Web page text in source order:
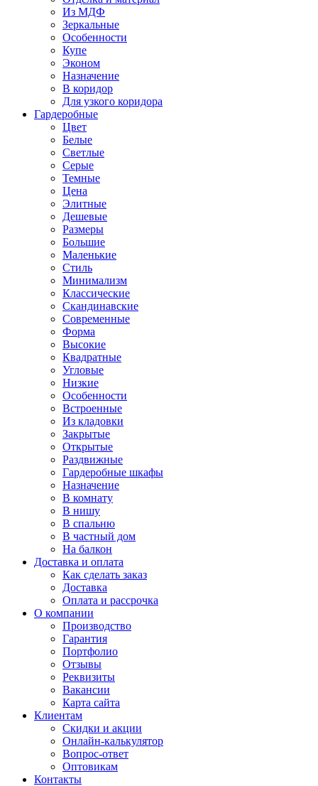
Из МДФ
Зеркальные
Особенности
Купе
Эконом
Назначение
В коридор
Для узкого коридора
Гардеробные
Цвет
Белые
Светлые
Серые
Темные
Цена
Элитные
Дешевые
Размеры
Большие
Маленькие
Стиль
Минимализм
Классические
Скандинавские
Современные
Форма
Высокие
Квадратные
Угловые
Низкие
Особенности
Встроенные
Из кладовки
Закрытые
Открытые
Раздвижные
Гардеробные шкафы
Назначение
В комнату
В нишу
В спальню
В частный дом
На балкон
Доставка и оплата
Как сделать заказ
Доставка
Оплата и рассрочка
О компании
Производство
Гарантия
Портфолио
Отзывы
Реквизиты
Вакансии
Карта сайта
Клиентам
Скидки и акции
Онлайн-калькулятор
Вопрос-ответ
Оптовикам
Контакты